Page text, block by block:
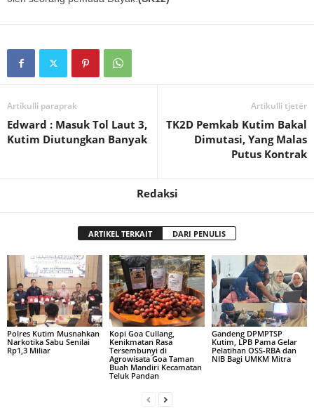
Artikulli paraprak
Edward : Masuk Tol Laut 3,
Kutim Diutungkan Banyak
Artikulli tjetër
TK2D Pemkab Kutim Bakal
Dimutasi, Yang Malas
Putus Kontrak
Redaksi
ARTIKEL TERKAIT DARI PENULIS
Polres Kutim Musnahkan
Narkotika Sabu Senilai
Rp1,3 Miliar
Kopi Goa Cullang,
Kenikmatan Rasa
Tersembunyi di
Agrowisata Goa Taman
Buah Mandiri Kecamatan
Teluk Pandan
Gandeng DPMPTSP
Kutim, LPB Pama Gelar
Pelatihan OSS-RBA dan
NIB Bagi UMKM Mitra